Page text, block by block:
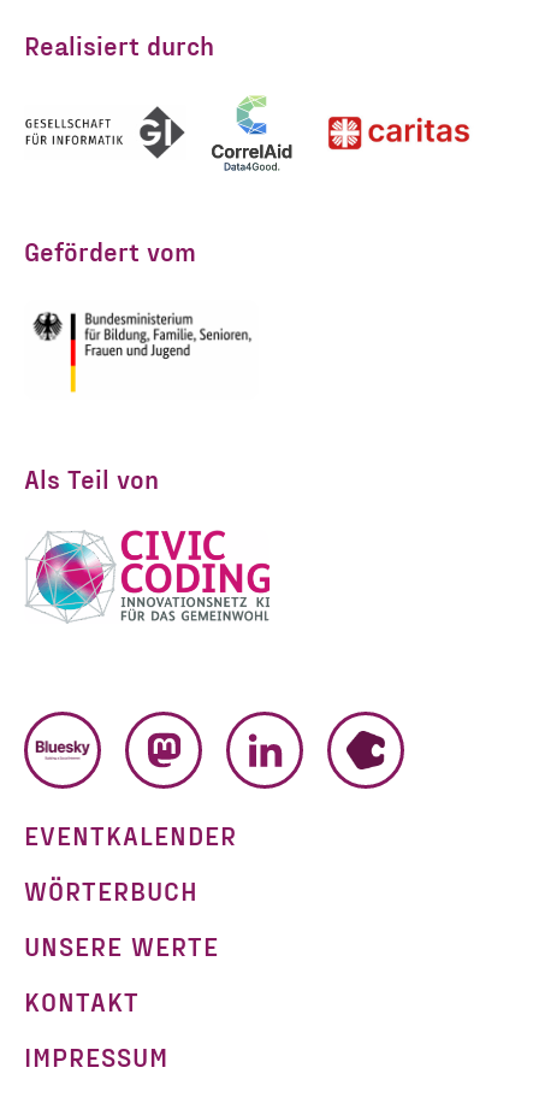
Realisiert durch
Gefördert vom
Als Teil von
BLUESKYMASTODONLINKEDINHUMHUB
EVENTKALENDER
WÖRTERBUCH
UNSERE WERTE
KONTAKT
IMPRESSUM